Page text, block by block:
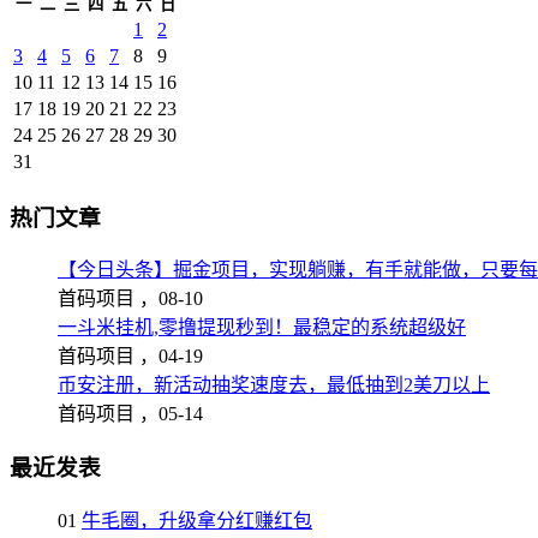
一 二 三 四 五 六 日
1
2
3
4 5 6 7 8
9
10 11 12 13 14 15 16
17 18 19 20 21 22 23
24 25 26 27 28 29 30
31
热门文章
【今日头条】掘金项目，实现躺赚，有手就能做，只要
首码项目 ， 08-10
一斗米挂机,零撸提现秒到！最稳定的系统超级好
首码项目 ， 04-19
币安注册，新活动抽奖速度去，最低抽到2美刀以上
首码项目 ， 05-14
最近发表
01 牛毛圈，升级拿分红赚红包